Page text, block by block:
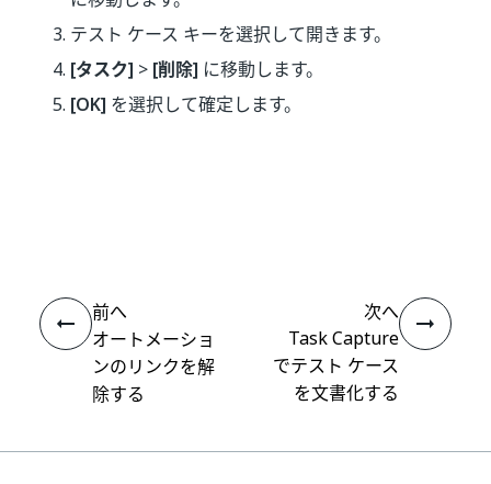
テスト ケース キーを選択して開きます。
[タスク] > [削除] に移動します。
[OK] を選択して確定します。
前へ
オートメーショ
ンのリンクを解
除する
次へ
Task Capture
でテスト ケース
を文書化する